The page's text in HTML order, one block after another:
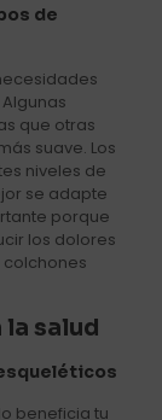
de
que otras
suave. Los
niveles de
se adapte
porque
los dolores
salud
beneficia tu